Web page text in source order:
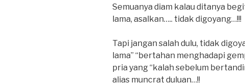
Semuanya diam kalau ditanya
lama, asalkan….. tidak digoyang…!!!
Tapi jangan salah dulu, tidak
lama” “bertahan menghadapi
pria yang “kalah sebelum
alias muncrat duluan…!!